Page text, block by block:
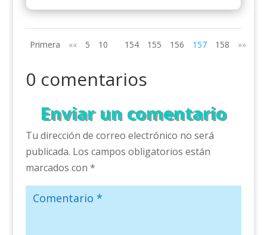
Primera «« 5 10 154 155 156 157 158 »»
0 comentarios
Enviar un comentario
Tu dirección de correo electrónico no será
publicada. Los campos obligatorios están
marcados con *